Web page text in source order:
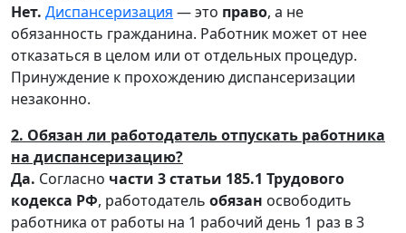
Нет. Диспансеризация — это право, а не
обязанность гражданина. Работник может от нее
отказаться в целом или от отдельных процедур.
Принуждение к прохождению диспансеризации
незаконно.
2. Обязан ли работодатель отпускать работника
на диспансеризацию?
Да. Согласно части 3 статьи 185.1 Трудового
кодекса РФ, работодатель обязан освободить
работника от работы на 1 рабочий день 1 раз в 3